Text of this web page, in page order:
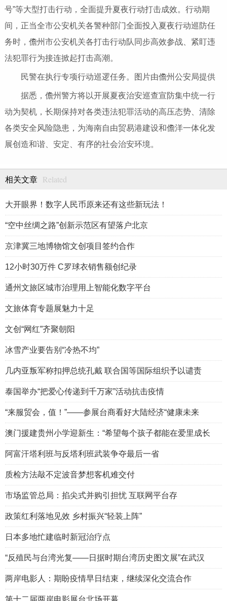
号”等大型打击行动，全面提升夏夜行动打击成效。行动期
间，正当全市公安机关各警种部门全面投入夏夜行动巡防任
务时，儋州市公安机关各打击行动队同步高效参战、紧盯违
法犯罪行为接连掀起打击高潮。
民警在执行专项行动巡逻任务。图片由儋州公安局提供
据悉，儋州警方将以开展夏夜治安巡查宣防集中统一行
动为契机，长期保持对各类违法犯罪活动的高压态势、清除
各类安全风险隐患，为海南自由贸易港建设和儋洋一体化发
展创造和谐、安定、有序的社会治安环境。
相关文章 Related
大开眼界！数字人民币原来还有这些新玩法！
“空中丝绸之路”创新示范区有望落户北京
京津冀三地博物馆文创项目签约合作
12小时30万件 C罗球衣销售额创纪录
通州文旅区城市治理用上智能化数字平台
文旅体育专题展魅力十足
文创“网红”齐聚朝阳
冰雪产业要告别“冷热不均”
几内亚叛军称扣押总统孔戴 联合国等国际组织予以谴责
泰国举办“把爱心传递到千万家”活动抗击疫情
“来服贸会，值！”——参展台商看好大陆经济“健康未来
澳门援建贵州小学迎新生：“希望每个孩子都能在爱里成长
阿富汗塔利班与反塔利班武装争夺最后一省
质检方法敲不定波音梦想客机难交付
市场监管总局：掐尖式并购引担忧 互联网平台存
政策红利落地见效 乡村振兴“轻装上阵”
日本多地忙建临时新冠治疗点
“反殖民与台湾光复——日据时期台湾历史图文展”在武汉
两岸电影人：期盼疫情早日结束，继续深化交流合作